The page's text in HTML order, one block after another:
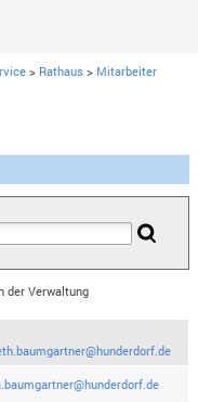
> Rathaus > Mitarbeiter
der Verwaltung